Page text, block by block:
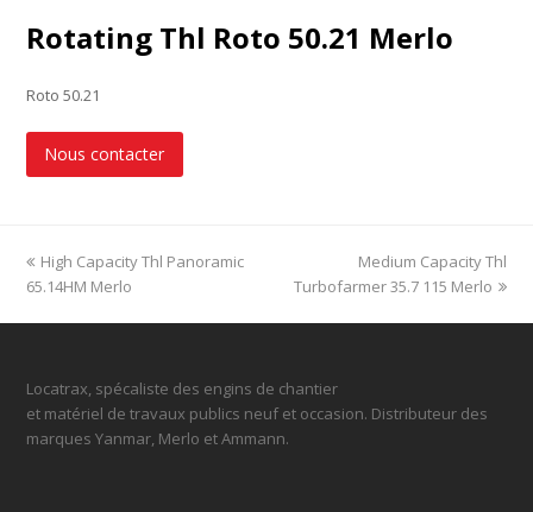
Rotating Thl Roto 50.21 Merlo
Roto 50.21
Nous contacter
previous
post:
High Capacity Thl Panoramic
65.14HM Merlo
next
post:
Medium Capacity Thl
Turbofarmer 35.7 115 Merlo
Locatrax, spécaliste des engins de chantier
et matériel de travaux publics neuf et occasion. Distributeur des
marques Yanmar, Merlo et Ammann.